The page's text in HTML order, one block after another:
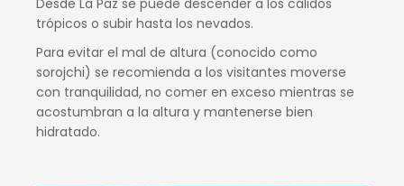
trópicos o subir hasta los nevados.
Para evitar el mal de altura (conocido como
sorojchi) se recomienda a los visitantes moverse
con tranquilidad, no comer en exceso mientras se
acostumbran a la altura y mantenerse bien
hidratado.